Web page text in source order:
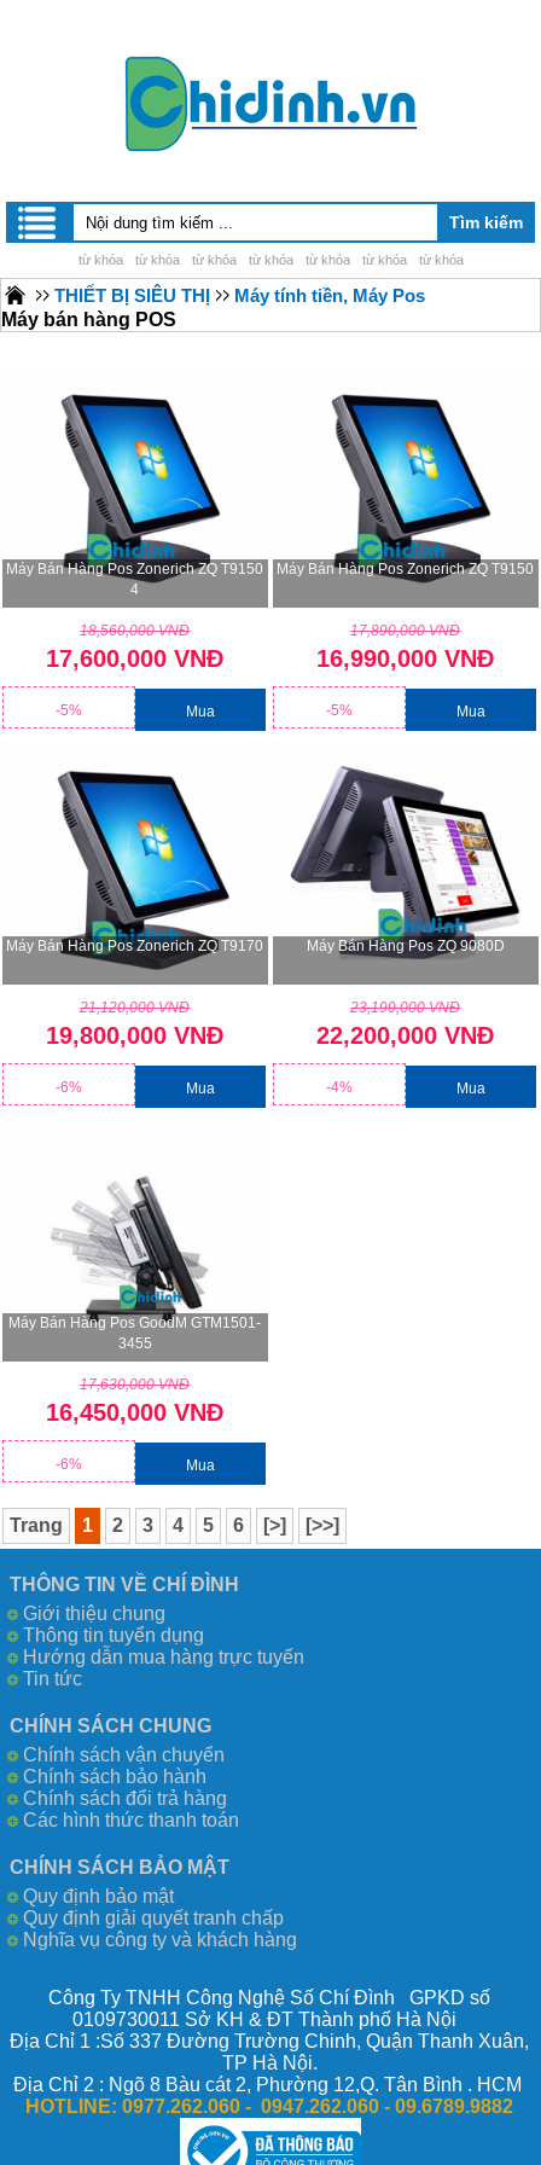
từ khóa từ khóa từ khóa từ khóa từ khóa từ khóa từ khóa
THIẾT BỊ SIÊU THỊ
Máy tính tiền, Máy Pos
Máy bán hàng POS
Máy Bán Hàng Pos Zonerich ZQ T9150
4
18,560,000 VNĐ
17,600,000 VNĐ
-5% Mua
Máy Bán Hàng Pos Zonerich ZQ T9150
17,890,000 VNĐ
16,990,000 VNĐ
-5% Mua
Máy Bán Hàng Pos Zonerich ZQ T9170
21,120,000 VNĐ
19,800,000 VNĐ
-6% Mua
Máy Bán Hàng Pos ZQ 9080D
23,199,000 VNĐ
22,200,000 VNĐ
-4% Mua
Máy Bán Hàng Pos GoodM GTM1501-
3455
17,630,000 VNĐ
16,450,000 VNĐ
-6% Mua
Trang 1 2 3 4 5 6 [>] [>>]
THÔNG TIN VỀ CHÍ ĐÌNH
Giới thiệu chung
Thông tin tuyển dụng
Hướng dẫn mua hàng trực tuyến
Tin tức
CHÍNH SÁCH CHUNG
Chính sách vận chuyển
Chính sách bảo hành
Chính sách đổi trả hàng
Các hình thức thanh toán
CHÍNH SÁCH BẢO MẬT
Quy định bảo mật
Quy định giải quyết tranh chấp
Nghĩa vụ công ty và khách hàng
Công Ty TNHH Công Nghệ Số Chí Đình GPKD số
0109730011 Sở KH & ĐT Thành phố Hà Nội
Địa Chỉ 1 :Số 337 Đường Trường Chinh, Quận Thanh Xuân,
TP Hà Nội.
Địa Chỉ 2 : Ngõ 8 Bàu cát 2, Phường 12,Q. Tân Bình . HCM
HOTLINE: 0977.262.060 - 0947.262.060 -09.6789.9882